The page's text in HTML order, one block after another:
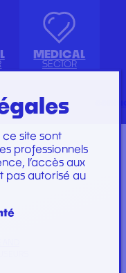
KIT INSTRUMENTS
LABORATOIRE
PLATEAU
PROTECTION
RESTORATION AND
GAMME
MEDICAL
SECTOR
PERFUSION SET
CARE SET
SUTURE SET
CARE AND
DRESSINGS
ce site sont
professionnels
l’accès aux
pas autorisé au